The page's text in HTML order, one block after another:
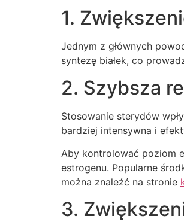
1.
Jednym z głównych
syntezę białek, co
2. Szybsza
Stosowanie sterydów
bardziej intensywna i
Aby kontrolować poziom
estrogenu. Popularne
można znaleźć na stronie
3.